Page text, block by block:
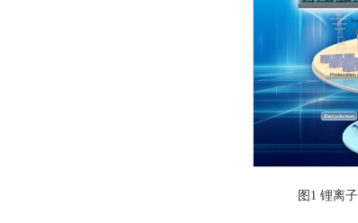
图1 锂离